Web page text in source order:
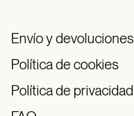
Envío y devoluciones
Política de cookies
Política de privacidad